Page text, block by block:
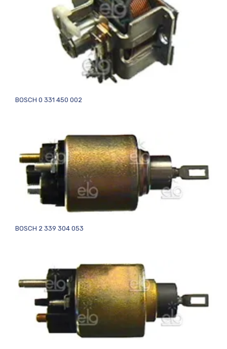
BOSCH 0 331 450 002
BOSCH 2 339 304 053